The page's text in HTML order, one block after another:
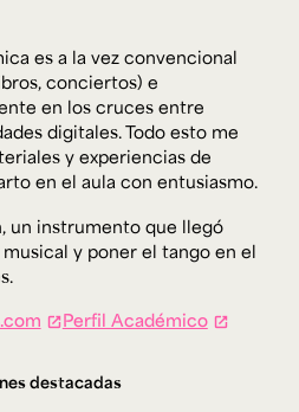
es a la vez convencional
conciertos) e
en los cruces entre
digitales. Todo esto me
y experiencias de
en el aula con entusiasmo.
un instrumento que llegó
y poner el tango en el
Perfil Académico
destacadas